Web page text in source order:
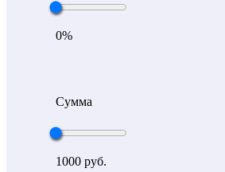
0%
Сумма
1000 руб.